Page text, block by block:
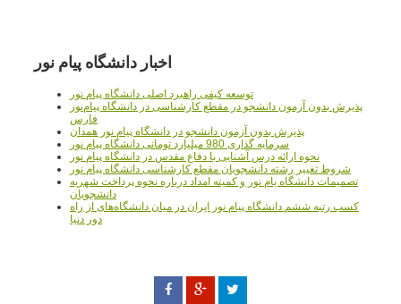
اخبار دانشگاه پیام نور
توسعه کیفی راهبرد اصلی دانشگاه پیام نور
پذیرش بدون آزمون دانشجو در مقطع کارشناسی در دانشگاه پیام‌نور
فارس
پذیرش بدون آزمون دانشجو در دانشگاه پیام نور همدان
سرمایه گذاری 980 میلیارد تومانی دانشگاه پیام نور
نحوه ارائه درس آشنایی با دفاع مقدس در دانشگاه پیام نور
شروط تغییر رشته دانشجویان مقطع کارشناسی دانشگاه پیام نور
تصمیمات دانشگاه یام نور و کمیته امداد درباره نحوه پرداخت شهریه
دانشجویان
کسب رتبه ششم دانشگاه پیام نور ایران در میان دانشگاه‌های از راه
دور دنیا